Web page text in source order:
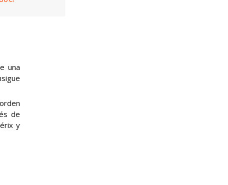
una
de
y